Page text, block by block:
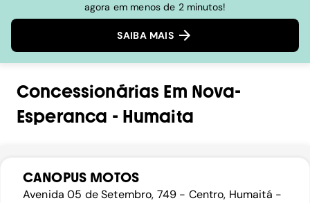
agora em menos de 2 minutos!
SAIBA MAIS
Concessionárias Em Nova-
Esperanca - Humaita
CANOPUS MOTOS
Avenida 05 de Setembro, 749 - Centro, Humaitá -